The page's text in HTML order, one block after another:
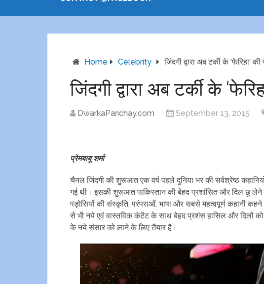
Home Celebrity जिंदगी द्वारा अब टर्की के ‘फेरिहा‘
जिंदगी द्वारा अब टर्की के
DwarkaParichay.com September 13, 2015
प्रेमबाबू शर्मा
चैनल जिंदगी की शुुरूआत एक वर्ष पहले दुनिया भर की सर्वश्रेष्ठ
गई थी। इसकी शुरूआत पाकिस्तान की बेहद प्रशांसित और दिल छू लेने
पड़ोसियों की संस्कृति, परंपराओं, भाषा और सबसे महत्वपूर्ण कहानी
से भी नये एवं वास्तविक कंटेंट के साथ बेहद प्रशंस हासिल और दिलों
के नये संसार को लाने के लिए तैयार है।